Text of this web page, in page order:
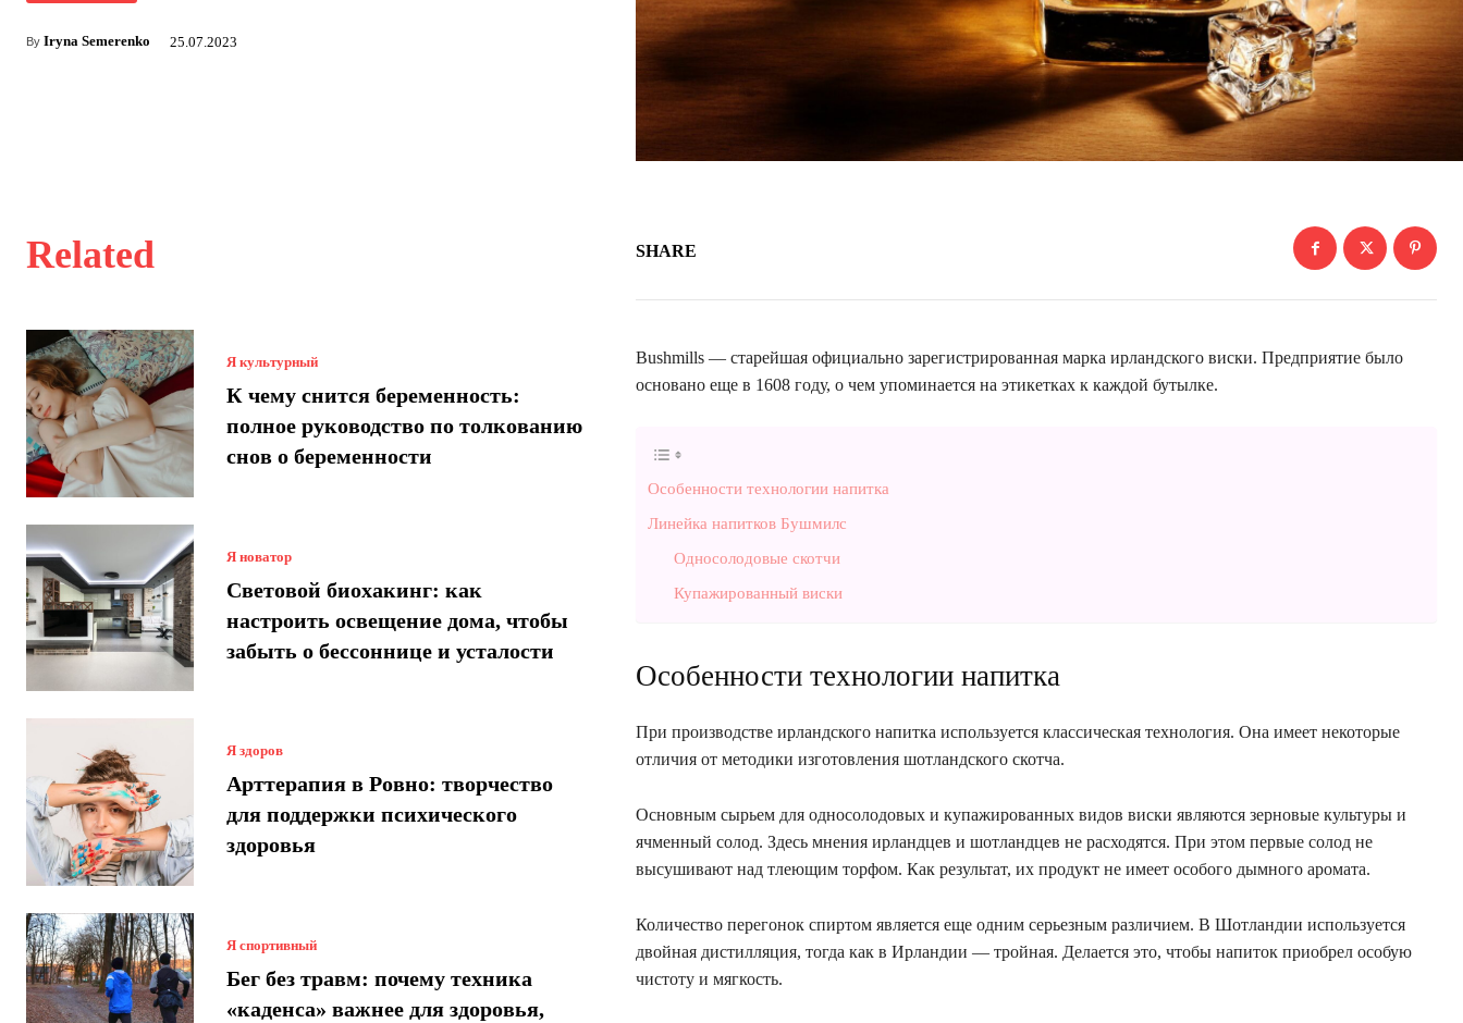
By Iryna Semerenko 25.07.2023
Related
Я культурный
К чему снится беременность:
полное руководство по толкованию
снов о беременности
Я новатор
Световой биохакинг: как
настроить освещение дома, чтобы
забыть о бессоннице и усталости
Я здоров
Арттерапия в Ровно: творчество
для поддержки психического
здоровья
Я спортивный
Бег без травм: почему техника
«каденса» важнее для здоровья,
SHARE
Bushmills — старейшая официально зарегистрированная марка ирландского виски. Предприятие было
основано еще в 1608 году, о чем упоминается на этикетках к каждой бутылке.
Особенности технологии напитка
Линейка напитков Бушмилс
Односолодовые скотчи
Купажированный виски
Особенности технологии напитка
При производстве ирландского напитка используется классическая технология. Она имеет некоторые
отличия от методики изготовления шотландского скотча.
Основным сырьем для односолодовых и купажированных видов виски являются зерновые культуры и
ячменный солод. Здесь мнения ирландцев и шотландцев не расходятся. При этом первые солод не
высушивают над тлеющим торфом. Как результат, их продукт не имеет особого дымного аромата.
Количество перегонок спиртом является еще одним серьезным различием. В Шотландии используется
двойная дистилляция, тогда как в Ирландии — тройная. Делается это, чтобы напиток приобрел особую
чистоту и мягкость.